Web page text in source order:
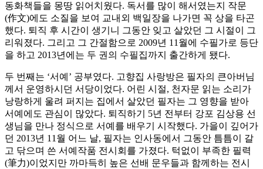
동화책들을 몽땅 읽어치웠다. 독서를 많이 해서였는지 작문
(作文)에도 소질을 보여 교내외 백일장을 나가면 꼭 상을 타곤
했다. 퇴직 후 시간이 생기니 그동안 잊고 살았던 그 시절이 그
리워졌다. 그리고 그 간절함으로 2009년 11월에 수필가로 등단
을 하고 2013년에는 두 권의 수필집까지 출간하게 됐다.
두 번째는 ‘서예’ 공부였다. 고향집 사랑방은 필자의 큰아버님
께서 운영하시던 서당이었다. 어린 시절, 천자문 읽는 소리가
낭랑하게 울려 퍼지는 집에서 살았던 필자는 그 영향을 받아
서예에도 관심이 많았다. 퇴직하기 5년 전부터 강포 김상용 선
생님을 만나 정식으로 서예를 배우기 시작했다. 가을이 깊어가
던 2013년 11월 어느 날, 필자는 인사동에서 그동안 틈틈이 갈
고 닦으며 쓴 서예작품 전시회를 가졌다. 턱없이 부족한 필력
(筆力)이었지만 까마득히 높은 선배 문우들과 함께하는 전시